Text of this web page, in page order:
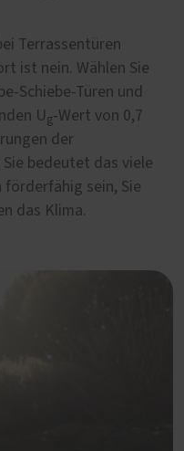
Terrassentüren
ist nein. Wählen Sie
Schiebe-Türen und
U g-Wert von 0,7
der
bedeutet das viele
förderfähig sein, Sie
das Klima.